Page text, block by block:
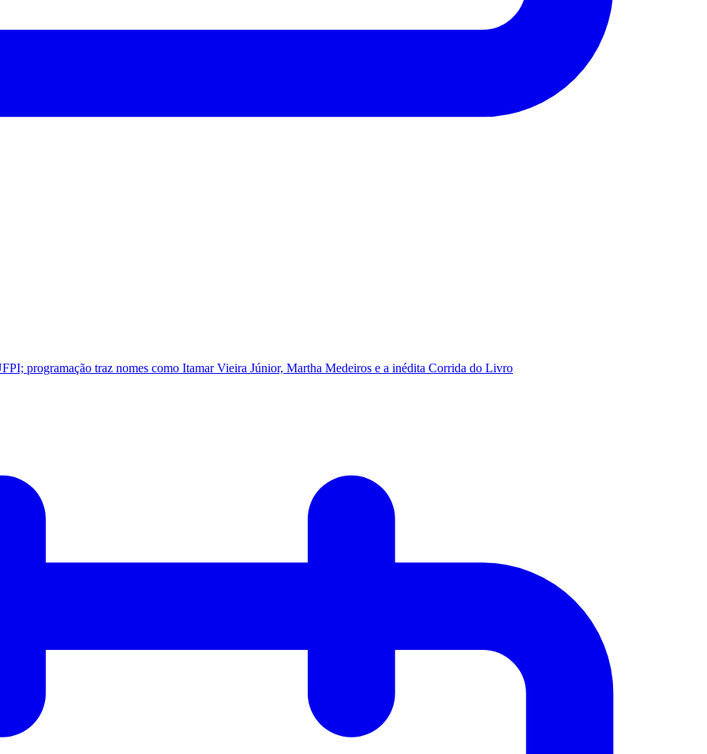
programação traz nomes como Itamar Vieira Júnior, Martha Medeiros e a inédita Corrida do Livro